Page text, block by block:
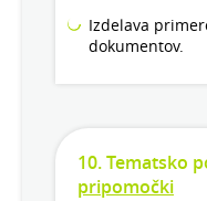
Izdelava
dokumentov.
10. Tematsko
pripomočki